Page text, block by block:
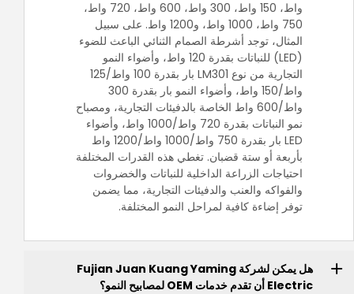
واط، 150 واط، 300 واط، 600 واط، 720 واط،
750 واط، 1000 واط، و1200 واط. على سبيل
المثال، توجد أشرطة الصمام الثنائي الباعث للضوء
(LED) للنباتات بقدرة 120 واط، وأضواء النمو
التجارية من نوع LM301 بار بقدرة 100 واط/125
واط/150 واط، وأضواء النمو بار بقدرة 300
واط/600 واط الخاصة بالدفيئات التجارية، ومصباح
نمو النباتات بقدرة 720 واط/1000 واط، وأضواء
LED بار بقدرة 750 واط/1000 واط/1200 واط
بأربعة أو ستة قضبان. تغطي هذه القدرات المختلفة
احتياجات الزراعة الداخلية للنباتات والخضروات
والفواكه والعنب والدفيئات التجارية، مما يضمن
توفر إضاءة كافية لمراحل النمو المختلفة.
هل يمكن لشركة Fujian Juan Kuang Yaming
Electric أن تقدم خدمات OEM لمصابيح النمو؟